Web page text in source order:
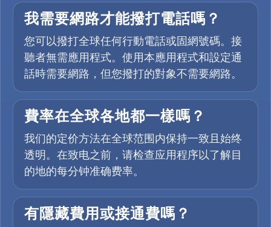
我需要網路才能撥打電話嗎？
您可以撥打全球任何行動電話或固網號碼。接
聽者無需應用程式。使用本應用程式和設定通
話時需要網路，但您撥打的對象不需要網路。
費率在全球各地都一樣嗎？
我们的定价方法在全球范围内保持一致且始终
透明。在致电之前，请检查应用程序以了解目
的地的每分钟准确费率。
有隱藏費用或接通費嗎？